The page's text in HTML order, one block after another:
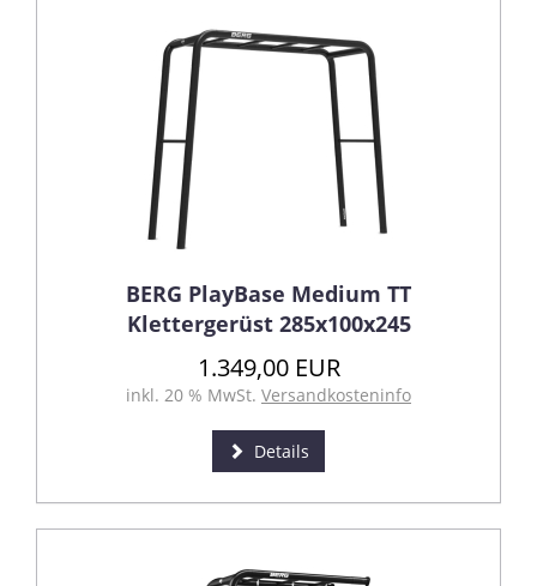
BERG PlayBase Medium TT
Klettergerüst 285x100x245
1.349,00 EUR
inkl. 20 % MwSt. Versandkosteninfo
Details